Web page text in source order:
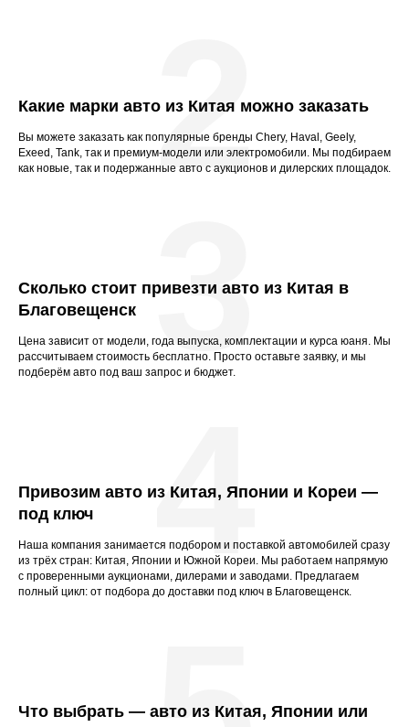
Какие марки авто из Китая можно заказать
Вы можете заказать как популярные бренды Chery, Haval, Geely,
Exeed, Tank, так и премиум-модели или электромобили. Мы подбираем
как новые, так и подержанные авто с аукционов и дилерских площадок.
2
Сколько стоит привезти авто из Китая в
Благовещенск
Цена зависит от модели, года выпуска, комплектации и курса юаня. Мы
рассчитываем стоимость бесплатно. Просто оставьте заявку, и мы
подберём авто под ваш запрос и бюджет.
3
Привозим авто из Китая, Японии и Кореи —
под ключ
Наша компания занимается подбором и поставкой автомобилей сразу
из трёх стран: Китая, Японии и Южной Кореи. Мы работаем напрямую
с проверенными аукционами, дилерами и заводами. Предлагаем
полный цикл: от подбора до доставки под ключ в Благовещенск.
4
Что выбрать — авто из Китая, Японии или